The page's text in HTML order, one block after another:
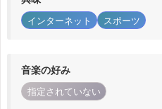
インターネット スポーツ
音楽の好み
指定されていない